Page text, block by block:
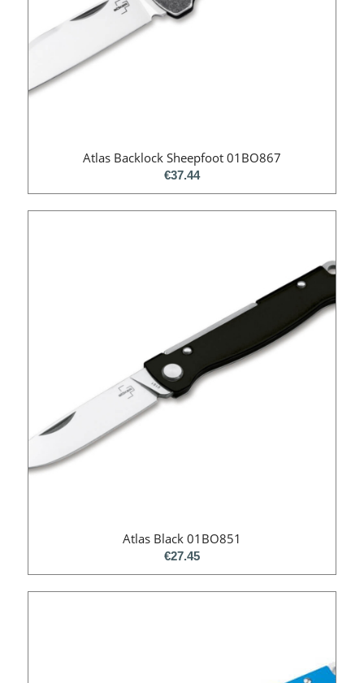
Atlas Backlock Sheepfoot 01BO867
€37.44
Atlas Black 01BO851
€27.45